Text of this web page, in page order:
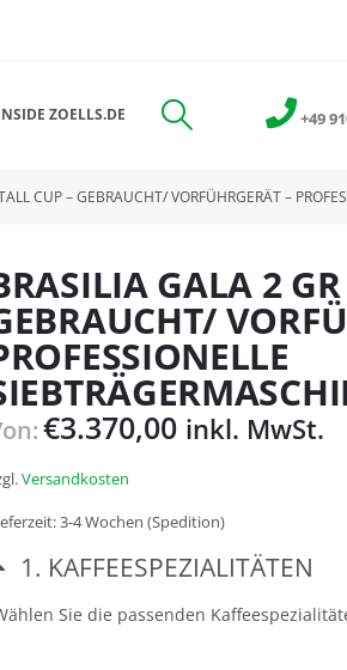
ZOELLS.DE +49
CUP – GEBRAUCHT/ VORFÜHRGERÄT –
GALA 2
€3.370,00 inkl. MwSt.
Versandkosten
3-4 Wochen (Spedition)
1 KAFFEESPEZIALITÄTEN
Sie die passenden